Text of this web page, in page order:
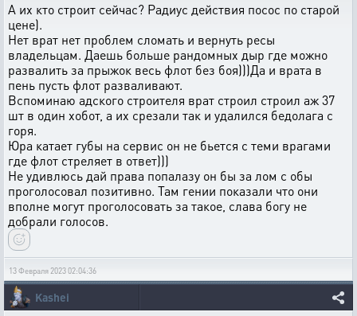
А их кто строит сейчас? Радиус действия посос по старой
цене).
Нет врат нет проблем сломать и вернуть ресы
владельцам. Даешь больше рандомных дыр где можно
развалить за прыжок весь флот без боя)))Да и врата в
пень пусть флот разваливают.
Вспоминаю адского строителя врат строил строил аж 37
шт в один хобот, а их срезали так и удалился бедолага с
горя.
Юра катает губы на сервис он не бьется с теми врагами
где флот стреляет в ответ)))
Не удивлюсь дай права попалазу он бы за лом с обы
проголосовал позитивно. Там гении показали что они
вполне могут проголосовать за такое, слава богу не
добрали голосов.
13 Февраля 2023 02:04:36
Kashei